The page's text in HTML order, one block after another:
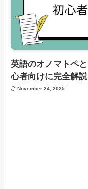
英語のオノマトペ
心者向けに完全解説
November 24, 2025